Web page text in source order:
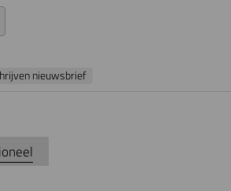
nieuwsbrief